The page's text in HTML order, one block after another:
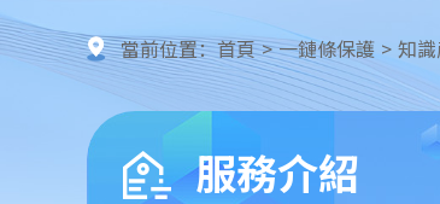
當前位置：首頁 > 一鏈條保護 > 知
服務介紹